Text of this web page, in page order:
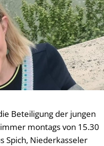
Beteiligung der jungen
montags von 15.30
Spich, Niederkasseler